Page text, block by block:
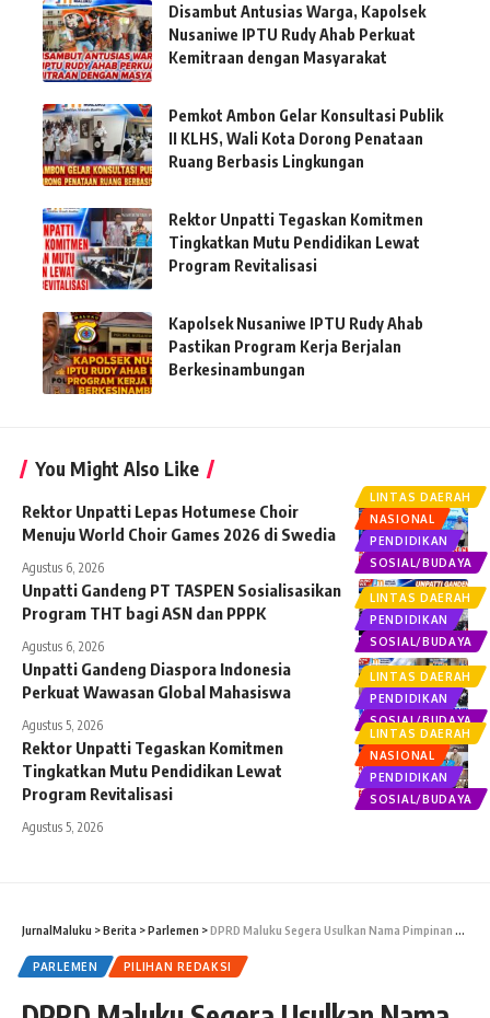
Disambut Antusias Warga, Kapolsek
Nusaniwe IPTU Rudy Ahab Perkuat
Kemitraan dengan Masyarakat
Pemkot Ambon Gelar Konsultasi Publik
II KLHS, Wali Kota Dorong Penataan
Ruang Berbasis Lingkungan
Rektor Unpatti Tegaskan Komitmen
Tingkatkan Mutu Pendidikan Lewat
Program Revitalisasi
Kapolsek Nusaniwe IPTU Rudy Ahab
Pastikan Program Kerja Berjalan
Berkesinambungan
You Might Also Like
LINTAS DAERAH
NASIONAL
PENDIDIKAN
SOSIAL/BUDAYA
Rektor Unpatti Lepas Hotumese Choir
Menuju World Choir Games 2026 di Swedia
Agustus 6, 2026
LINTAS DAERAH
PENDIDIKAN
SOSIAL/BUDAYA
Unpatti Gandeng PT TASPEN Sosialisasikan
Program THT bagi ASN dan PPPK
Agustus 6, 2026
LINTAS DAERAH
PENDIDIKAN
SOSIAL/BUDAYA
Unpatti Gandeng Diaspora Indonesia
Perkuat Wawasan Global Mahasiswa
Agustus 5, 2026
LINTAS DAERAH
NASIONAL
PENDIDIKAN
SOSIAL/BUDAYA
Rektor Unpatti Tegaskan Komitmen
Tingkatkan Mutu Pendidikan Lewat
Program Revitalisasi
Agustus 5, 2026
JurnalMaluku >Berita >Parlemen >DPRD Maluku Segera Usulkan Nama Pimpinan ke Kemendagri
PARLEMEN PILIHAN REDAKSI